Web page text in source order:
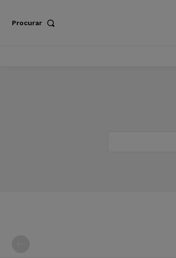
Procurar